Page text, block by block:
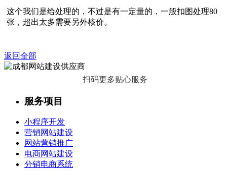
这个我们是给处理的，不过是有一定量的，一般扣图处理80
张，超出太多需要另外核价。
返回全部
扫码更多贴心服务
服务项目
小程序开发
营销网站建设
网站营销推广
电商网站建设
分销电商系统